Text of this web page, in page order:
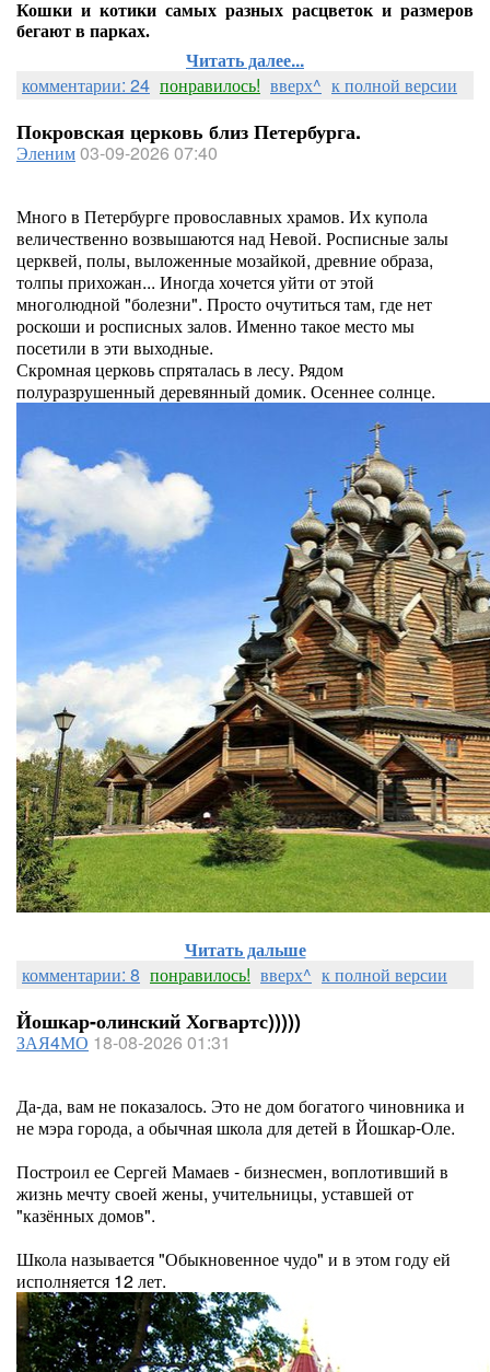
Кошки и котики самых разных расцветок и размеров
бегают в парках.
Читать далее...
комментарии: 24 понравилось! вверх^ к полной версии
Покровская церковь близ Петербурга.
Эленим03-09-2026 07:40
Много в Петербурге провославных храмов. Их купола
величественно возвышаются над Невой. Росписные залы
церквей, полы, выложенные мозайкой, древние образа,
толпы прихожан... Иногда хочется уйти от этой
многолюдной "болезни". Просто очутиться там, где нет
роскоши и росписных залов. Именно такое место мы
посетили в эти выходные.
Скромная церковь спряталась в лесу. Рядом
полуразрушенный деревянный домик. Осеннее солнце.
Читать дальше
комментарии: 8 понравилось! вверх^ к полной версии
Йошкар-олинский Хогвартс)))))
ЗАЯ4МО 18-08-2026 01:31
Да-да, вам не показалось. Это не дом богатого чиновника и
не мэра города, а обычная школа для детей в Йошкар-Оле.
Построил ее Сергей Мамаев - бизнесмен, воплотивший в
жизнь мечту своей жены, учительницы, уставшей от
"казённых домов".
Школа называется "Обыкновенное чудо" и в этом году ей
исполняется 12 лет.